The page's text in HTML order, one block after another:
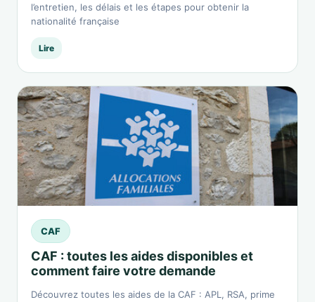
l’entretien, les délais et les étapes pour obtenir la
nationalité française
Lire
CAF
CAF : toutes les aides disponibles et
comment faire votre demande
Découvrez toutes les aides de la CAF : APL, RSA, prime